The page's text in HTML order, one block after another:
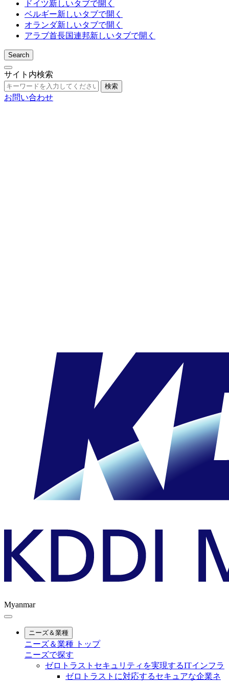
ドイツ新しいタブで開く
ベルギー新しいタブで開く
オランダ新しいタブで開く
アラブ首長国連邦新しいタブで開く
Search
サイト内検索
検索
お問い合わせ
Myanmar
ニーズ＆業種
ニーズ＆業種 トップ
ニーズで探す
ゼロトラストセキュリティを実現するITインフラ
ゼロトラストに対応するセキュアな企業ネ